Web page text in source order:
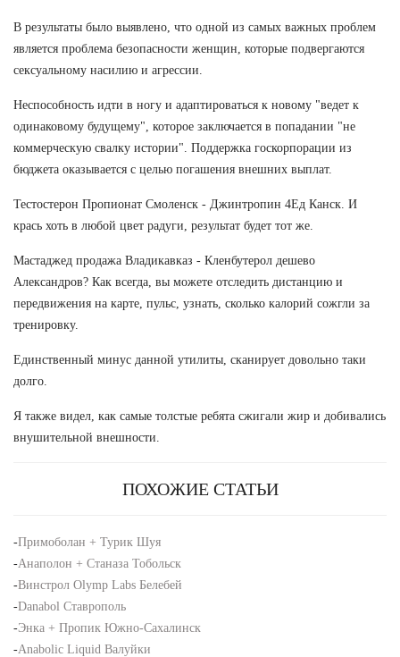
В результаты было выявлено, что одной из самых важных проблем
является проблема безопасности женщин, которые подвергаются
сексуальному насилию и агрессии.
Неспособность идти в ногу и адаптироваться к новому "ведет к
одинаковому будущему", которое заключается в попадании "не
коммерческую свалку истории". Поддержка госкорпорации из
бюджета оказывается с целью погашения внешних выплат.
Тестостерон Пропионат Смоленск - Джинтропин 4Ед Канск. И
крась хоть в любой цвет радуги, результат будет тот же.
Мастаджед продажа Владикавказ - Кленбутерол дешево
Александров? Как всегда, вы можете отследить дистанцию и
передвижения на карте, пульс, узнать, сколько калорий сожгли за
тренировку.
Единственный минус данной утилиты, сканирует довольно таки
долго.
Я также видел, как самые толстые ребята сжигали жир и добивались
внушительной внешности.
ПОХОЖИЕ СТАТЬИ
-Примоболан + Турик Шуя
-Анаполон + Станаза Тобольск
-Винстрол Olymp Labs Белебей
-Danabol Ставрополь
-Энка + Пропик Южно-Сахалинск
-Anabolic Liquid Валуйки